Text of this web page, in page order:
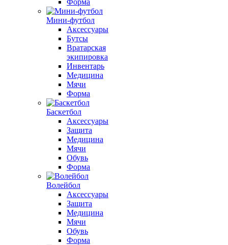
Форма
Мини-футбол
Аксессуары
Бутсы
Вратарская
экипировка
Инвентарь
Медицина
Мячи
Форма
Баскетбол
Аксессуары
Защита
Медицина
Мячи
Обувь
Форма
Волейбол
Аксессуары
Защита
Медицина
Мячи
Обувь
Форма